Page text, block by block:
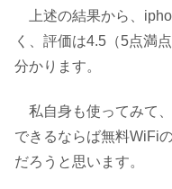
上述の結果から、
く、評価は4.5（5点満
分かります。
私自身も使ってみて
できるならば無料WiFi
だろうと思います。